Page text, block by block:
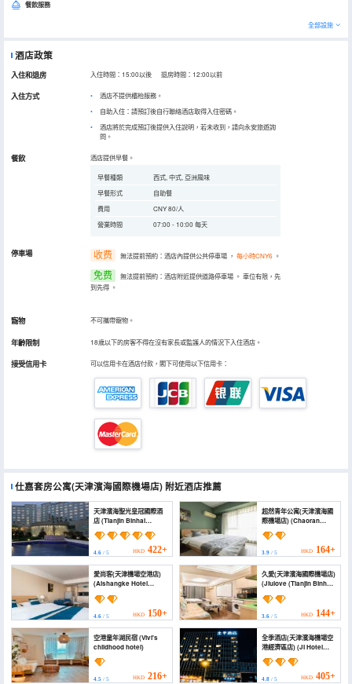
餐飲服務
全部設施
酒店政策
入住和退房 入住時間：15:00以後 退房時間：12:00以前
入住方式
酒店不提供櫃枱服務。
自助入住：請預訂後自行聯絡酒店取得入住密碼。
酒店將於完成預訂後提供入住說明，若未收到，請向永安旅遊詢
問。
餐飲 酒店提供早餐。
早餐種類
西式, 中式, 亞洲風味
早餐形式
自助餐
費用
CNY 80/人
營業時間
07:00 - 10:00 每天
停車場 收费 無法提前預約：酒店內提供公共停車場 ， 每小時CNY6 。
免费 無法提前預約：酒店附近提供道路停車場 。 車位有限，先
到先得 。
寵物 不可攜帶寵物。
年齡限制 18歲以下的房客不得在沒有家長或監護人的情況下入住酒店。
接受信用卡 可以信用卡在酒店付款，閣下可使用以下信用卡：
仕嘉套房公寓(天津濱海國際機場店) 附近酒店推薦
天津濱海聖光皇冠國際酒
店 (Tianjin Binhai
Shengguang Crown
International Hotel)
4.6 / 5 HKD 422+
超然青年公寓(天津濱海國
際機場店) (Chaoran
Youth Apartment
(Tianjin Binhai
International Airport))
3.9/ 5 HKD 164+
愛尚客(天津機場空港店)
(Aishangke Hotel
Airport Konggang))
4.6 / 5 HKD 150+
久愛(天津濱海國際機場店)
(Jiulove (Tianjin Binhai
3.6/ 5 HKD 144+
空港童年湖民宿 (Vivi's
childhood hotel)
4.5 / 5 HKD 216+
全季酒店(天津濱海機場空
港經濟區店) (JI Hotel
(Tianjin Binhai Airport
and Airport Economic
Zone))
4.8/ 5 HKD 405+